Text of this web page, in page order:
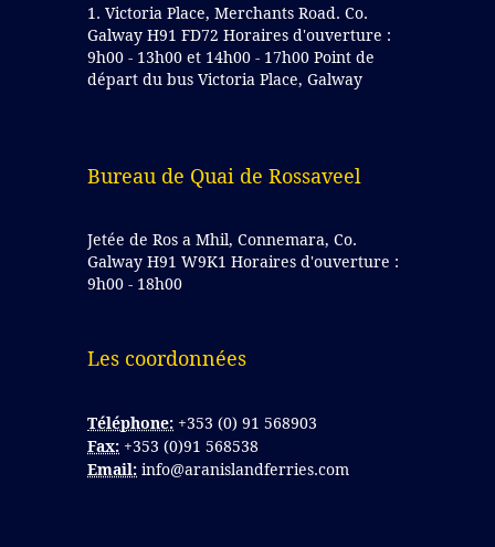
1. Victoria Place, Merchants Road. Co.
Galway H91 FD72 Horaires d'ouverture :
9h00 - 13h00 et 14h00 - 17h00 Point de
départ du bus Victoria Place, Galway
Bureau de Quai de Rossaveel
Jetée de Ros a Mhil, Connemara, Co.
Galway H91 W9K1 Horaires d'ouverture :
9h00 - 18h00
Les coordonnées
Téléphone: +353 (0) 91 568903
Fax: +353 (0)91 568538
Email: info@aranislandferries.com